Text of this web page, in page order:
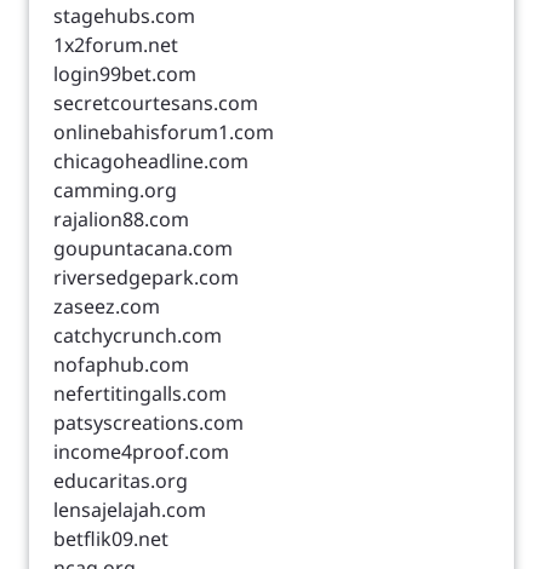
stagehubs.com
1x2forum.net
login99bet.com
secretcourtesans.com
onlinebahisforum1.com
chicagoheadline.com
camming.org
rajalion88.com
goupuntacana.com
riversedgepark.com
zaseez.com
catchycrunch.com
nofaphub.com
nefertitingalls.com
patsyscreations.com
income4proof.com
educaritas.org
lensajelajah.com
betflik09.net